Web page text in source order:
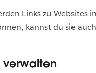
Links zu Websites
kannst du sie
verwalten